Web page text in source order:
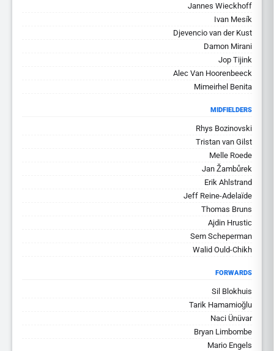
Jannes Wieckhoff
Ivan Mesík
Djevencio van der Kust
Damon Mirani
Jop Tijink
Alec Van Hoorenbeeck
Mimeirhel Benita
MIDFIELDERS
Rhys Bozinovski
Tristan van Gilst
Melle Roede
Jan Žambůrek
Erik Ahlstrand
Jeff Reine-Adelaïde
Thomas Bruns
Ajdin Hrustic
Sem Scheperman
Walid Ould-Chikh
FORWARDS
Sil Blokhuis
Tarik Hamamioğlu
Naci Ünüvar
Bryan Limbombe
Mario Engels